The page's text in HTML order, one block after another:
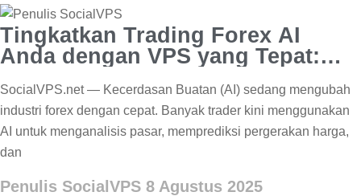
Tingkatkan Trading Forex AI
Anda dengan VPS yang Tepat:
SocialVPS.net — Kecerdasan Buatan (AI) sedang mengubah
industri forex dengan cepat. Banyak trader kini menggunakan
AI untuk menganalisis pasar, memprediksi pergerakan harga,
dan
Penulis SocialVPS 8 Agustus 2025